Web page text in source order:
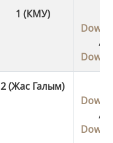
1 (КМУ)
/
2 (Жас Галым)
/